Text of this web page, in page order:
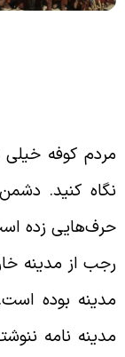
کوفه خیلی
کنید. دشمن
نامه